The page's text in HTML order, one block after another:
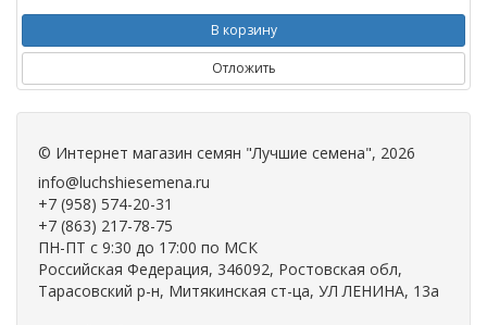
В корзину
Отложить
© Интернет магазин семян "Лучшие семена", 2026
info@luchshiesemena.ru
+7 (958) 574-20-31
+7 (863) 217-78-75
ПН-ПТ с 9:30 до 17:00 по МСК
Российская Федерация, 346092, Ростовская обл,
Тарасовский р-н, Митякинская ст-ца, УЛ ЛЕНИНА, 13а